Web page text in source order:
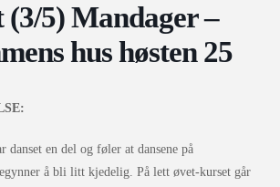
(3/5) Mandager –
hus høsten 25
danset en del og føler at dansene på
å bli litt kjedelig. På lett øvet-kurset går